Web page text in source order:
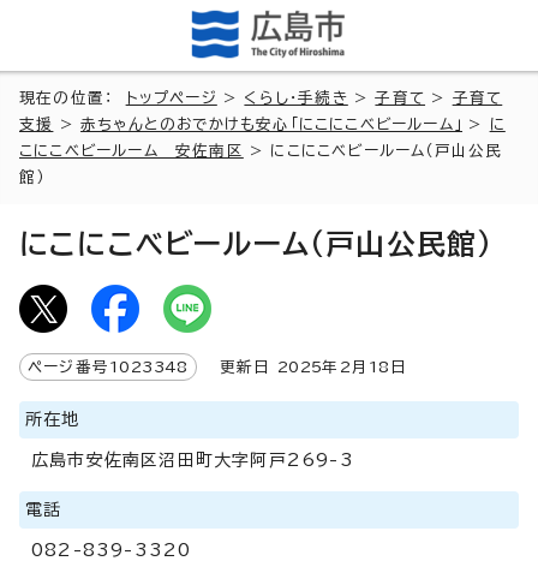
現在の位置： トップページ > くらし・手続き >子育て > 子育て
支援
>赤ちゃんとのおでかけも安心「にこにこベビールーム」 >
に
こにこベビールーム 安佐南区
> にこにこベビールーム（戸山公民
館）
にこにこベビールーム（戸山公民館）
ページ番号 1023348 更新日 2025年2月 18 日
所在地
広島市安佐南区沼田町大字阿戸269-3
電話
082-839-3320